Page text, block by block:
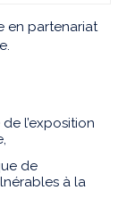
en partenariat
l’exposition
de
à la